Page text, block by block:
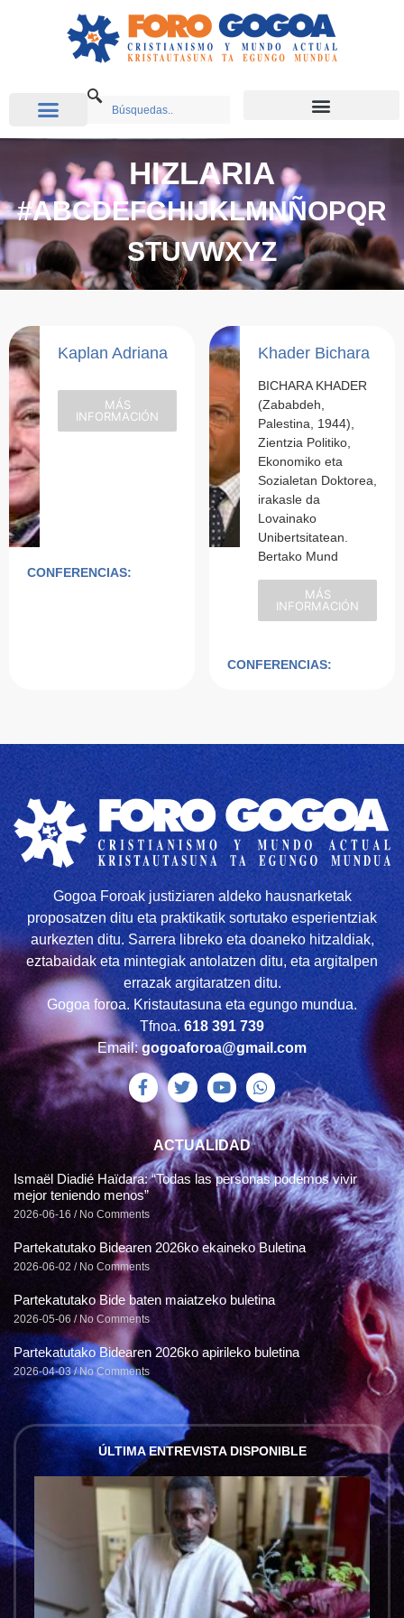
HIZLARIA
#ABCDEFGHIJKLMNÑOPQR
STUVWXYZ
Kaplan Adriana
MÁS
INFORMACIÓN
CONFERENCIAS:
Khader Bichara
BICHARA KHADER
(Zababdeh,
Palestina, 1944),
Zientzia Politiko,
Ekonomiko eta
Sozialetan Doktorea,
irakasle da
Lovainako
Unibertsitatean.
Bertako Mund
MÁS
INFORMACIÓN
CONFERENCIAS:
Gogoa Foroak justiziaren aldeko hausnarketak
proposatzen ditu eta praktikatik sortutako esperientziak
aurkezten ditu. Sarrera libreko eta doaneko hitzaldiak,
eztabaidak eta mintegiak antolatzen ditu, eta argitalpen
errazak argitaratzen ditu.
Gogoa foroa. Kristautasuna eta egungo mundua.
Tfnoa. 618 391 739
Email:gogoaforoa@gmail.com
ACTUALIDAD
Ismaël Diadié Haïdara: “Todas las personas podemos vivir
mejor teniendo menos”
2026-06-16 No Comments
Partekatutako Bidearen 2026ko ekaineko Buletina
2026-06-02 No Comments
Partekatutako Bide baten maiatzeko buletina
2026-05-06 No Comments
Partekatutako Bidearen 2026ko apirileko buletina
2026-04-03 No Comments
ÚLTIMA ENTREVISTA DISPONIBLE